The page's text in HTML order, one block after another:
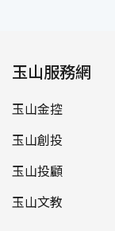
玉山服務網
玉山金控
玉山創投
玉山投顧
玉山文教